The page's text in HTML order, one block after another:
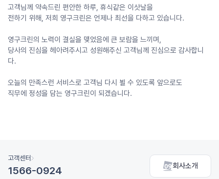
고객님께 약속드린 편안한 하루, 휴식같은 이삿날을
전하기 위해, 저희 영구크린은 언제나 최선을 다하고 있습니다.
영구크린의 노력이 결실을 맺었음에 큰 보람을 느끼며,
당사의 진심을 헤아려주시고 성원해주신 고객님께 진심으로 감사합니
다.
오늘의 만족스런 서비스로 고객님 다시 뵐 수 있도록 앞으로도
직무에 정성을 담는 영구크린이 되겠습니다.
고객센터
1566-0924 회사소개